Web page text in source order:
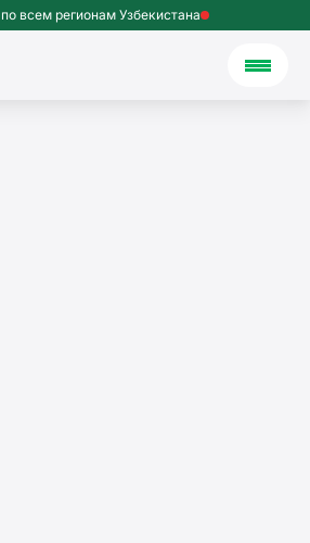
всем регионам Узбекистана